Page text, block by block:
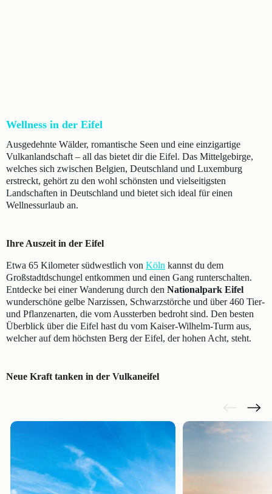
Wellness in der Eifel
Ausgedehnte Wälder, romantische Seen und eine einzigartige
Vulkanlandschaft – all das bietet dir die Eifel. Das Mittelgebirge,
welches sich zwischen Belgien, Deutschland und Luxemburg
erstreckt, gehört zu den wohl schönsten und vielseitigsten
Landschaften in Deutschland und bietet sich ideal für einen
Wellnessurlaub an.
Ihre Auszeit in der Eifel
Etwa 65 Kilometer südwestlich von Köln kannst du dem
Großstadtdschungel entkommen und einen Gang runterschalten.
Entdecke bei einer Wanderung durch den Nationalpark Eifel
wunderschöne gelbe Narzissen, Schwarzstörche und über 460 Tier-
und Pflanzenarten, die vom Aussterben bedroht sind. Den besten
Überblick über die Eifel hast du vom Kaiser-Wilhelm-Turm aus,
welcher auf dem höchsten Berg der Eifel, der hohen Acht, steht.
Neue Kraft tanken in der Vulkaneifel